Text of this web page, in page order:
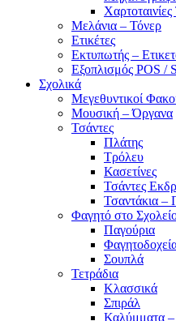
Μελάνια – Τόνερ
Ετικέτες
Εκτυπωτής –
Εξοπλισμός POS /
Σχολικά
Μεγεθυντικοί
Μουσική – Όργανα
Τσάντες
Πλάτης
Τρόλευ
Κασετίνες
Τσάντες
Τσαντάκια –
Φαγητό στο
Παγούρια
Σουπλά
Τετράδια
Κλασσικά
Σπιράλ
Καλύμματα –